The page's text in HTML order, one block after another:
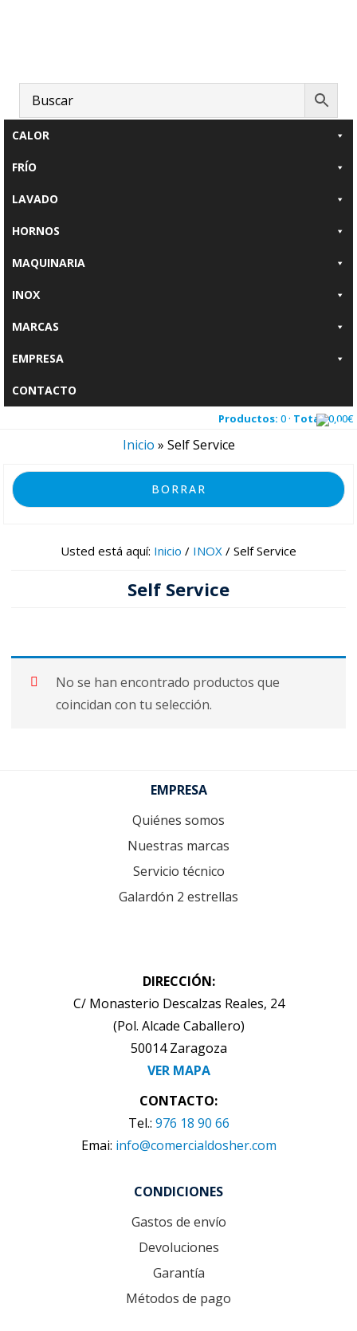
lateral
principal
página
CALOR
FRÍO
LAVADO
HORNOS
MAQUINARIA
INOX
MARCAS
EMPRESA
CONTACTO
Productos: 0 · Total:0,00€
Inicio » Self Service
BORRAR
Usted está aquí: Inicio / INOX / Self Service
Self Service
No se han encontrado productos que
coincidan con tu selección.
EMPRESA
Quiénes somos
Nuestras marcas
Servicio técnico
Galardón 2 estrellas
DIRECCIÓN:
C/ Monasterio Descalzas Reales, 24
(Pol. Alcade Caballero)
50014 Zaragoza
VER MAPA
CONTACTO:
Tel.: 976 18 90 66
Emai: info@comercialdosher.com
CONDICIONES
Gastos de envío
Devoluciones
Garantía
Métodos de pago